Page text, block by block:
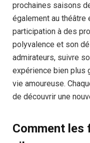
prochaines saisons
également au théâtre
participation à des
polyvalence et son
admirateurs, suivre
expérience bien plus
vie amoureuse.
de découvrir une
Comment les